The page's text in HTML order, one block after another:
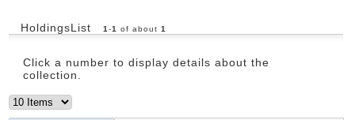
HoldingsList 1-1 of about 1
Click a number to display details about the
collection.